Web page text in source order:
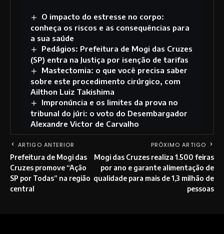
O impacto do estresse no corpo:
conheça os riscos e as consequências para
a sua saúde
Pedágios: Prefeitura de Mogi das Cruzes
(SP) entra na Justiça por isenção de tarifas
Mastectomia: o que você precisa saber
sobre este procedimento cirúrgico, com
Ailthon Luiz Takishima
Impronúncia e os limites da prova no
tribunal do júri: o voto do Desembargador
Alexandre Victor de Carvalho
ARTIGO ANTERIOR
Prefeitura de Mogi das
Cruzes promove “Ação
SP por Todas” na região
central
PRÓXIMO ARTIGO
Mogi das Cruzes realiza 1.500 feiras
por ano e garante alimentação de
qualidade para mais de 1,3 milhão de
pessoas